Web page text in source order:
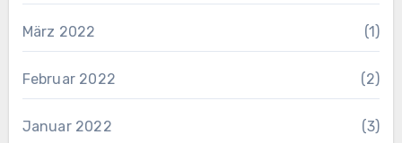
März 2022 (1)
Februar 2022 (2)
Januar 2022 (3)